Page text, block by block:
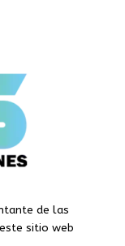
de las
sitio web